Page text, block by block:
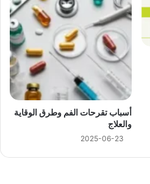
أسباب تقرحات الفم وطرق الوقاية
والعلاج
2025-06-23